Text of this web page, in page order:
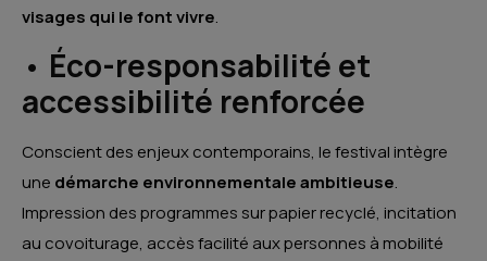
visages qui le font vivre.
• Éco-responsabilité et
accessibilité renforcée
Conscient des enjeux contemporains, le festival intègre
une démarche environnementale ambitieuse.
Impression des programmes sur papier recyclé, incitation
au covoiturage, accès facilité aux personnes à mobilité